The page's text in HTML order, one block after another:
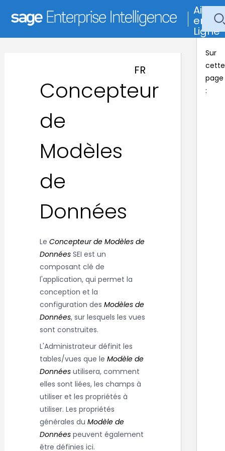
Aide
en
Ligne
FR
Concepteur
de
Modèles
de
Données
Le Concepteur de Modèles de
Données SEI est un
composant clé de
l'application, qui permet la
conception et la
configuration des Modèles de
Données, sur lesquels les vues
sont construites.
L'Administrateur définit les
tables/vues que le Modèle de
Donnéesutilisera, comment
elles sont liées, les champs à
utiliser et les propriétés à
utiliser. Les propriétés
générales du Modèle de
Donnéespeuvent également
être définies ici.
Sur
cette
page
: